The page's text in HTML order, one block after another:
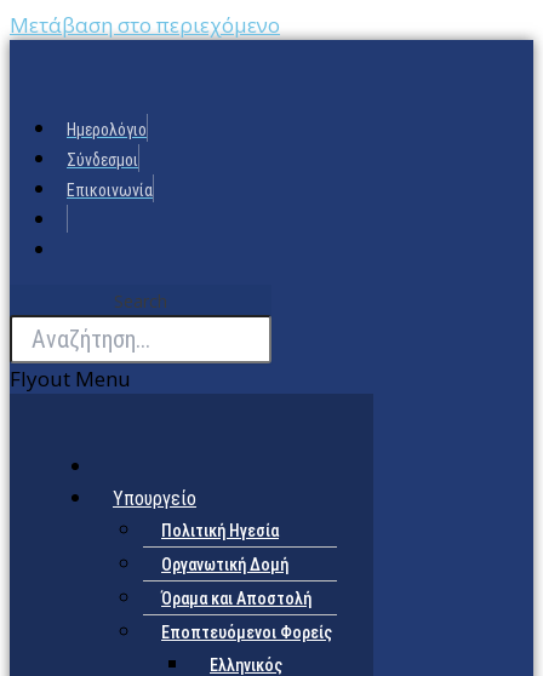
Μετάβαση στο περιεχόμενο
Ημερολόγιο
Σύνδεσμοι
Επικοινωνία
Search
Flyout Menu
Υπουργείο
Πολιτική Ηγεσία
Οργανωτική Δομή
Όραμα και Αποστολή
Εποπτευόμενοι Φορείς
Eλληνικός